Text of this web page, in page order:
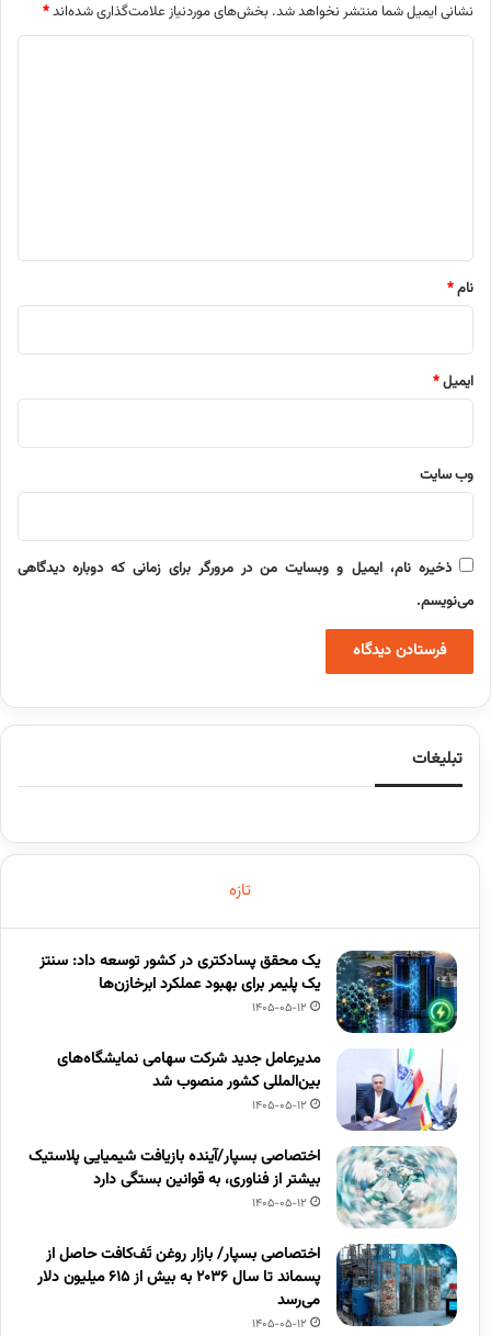
نشانی ایمیل شما منتشر نخواهد شد. بخش‌های موردنیاز علامت‌گذاری شده‌اند*
نام*
ایمیل*
وب‌ سایت
ذخیره نام، ایمیل و وبسایت من در مرورگر برای زمانی که دوباره دیدگاهی
می‌نویسم.
تبلیغات
تازه
یک محقق پسادکتری در کشور توسعه داد: سنتز
یک پلیمر برای بهبود عملکرد ابرخازن‌ها
1405-05-12
مدیرعامل جدید شرکت سهامی نمایشگاه‌های
بین‌المللی کشور منصوب شد
1405-05-12
اختصاصی بسپار/آینده بازیافت شیمیایی پلاستیک
بیشتر از فناوری، به قوانین بستگی دارد
1405-05-12
اختصاصی بسپار/ بازار روغن تَف‌کافت حاصل از
پسماند تا سال ۲۰۳۶ به بیش از ۶۱۵ میلیون دلار
می‌رسد
1405-05-12